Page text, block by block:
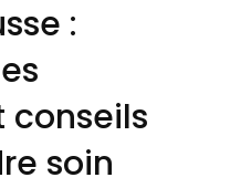
:
conseils
soin